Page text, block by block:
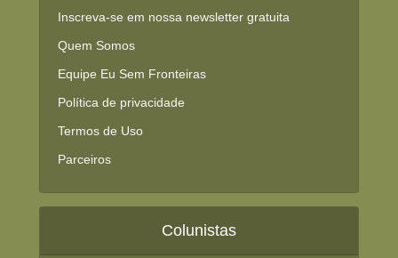
Inscreva-se em nossa newsletter gratuita
Quem Somos
Equipe Eu Sem Fronteiras
Política de privacidade
Termos de Uso
Parceiros
Colunistas